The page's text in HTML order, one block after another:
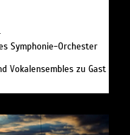
Symphonie-Orchester
Vokalensembles zu Gast